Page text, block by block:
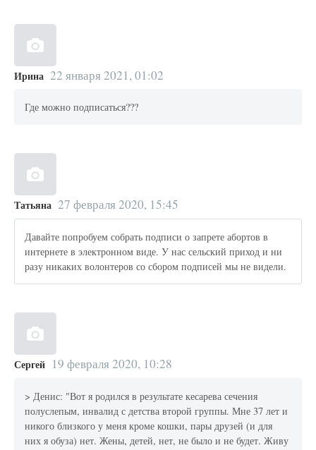
Ирина 22 января 2021, 01:02
Где можно подписаться???
Татьяна 27 февраля 2020, 15:45
Давайте попробуем собрать подписи о запрете абортов в
интернете в электронном виде. У нас сельский приход и ни
разу никаких волонтеров со сбором подписей мы не видели.
Сергей 19 февраля 2020, 10:28
> Денис: "Вот я родился в результате кесарева сечения
полуслепым, инвалид с детства второй группы. Мне 37 лет и
никого близкого у меня кроме кошки, пары друзей (и для
них я обуза) нет. Жены, детей, нет, не было и не будет. Живу